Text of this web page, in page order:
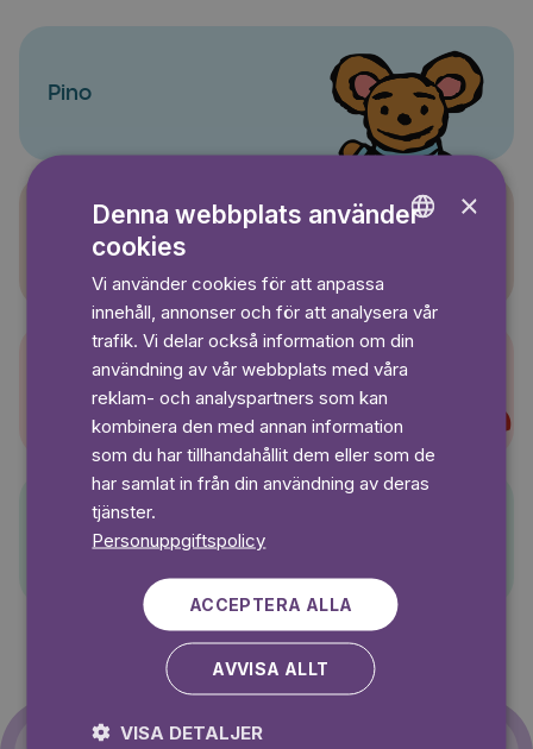
Pino
Sagasagor
Super-Charlie
Pelle Svanslös
×
Denna webbplats använder
cookies
Vi använder cookies för att anpassa
innehåll, annonser och för att analysera vår
trafik. Vi delar också information om din
användning av vår webbplats med våra
reklam- och analyspartners som kan
kombinera den med annan information
som du har tillhandahållit dem eller som de
har samlat in från din användning av deras
tjänster.
Personuppgiftspolicy
ACCEPTERA ALLA
AVVISA ALLT
VISA DETALJER